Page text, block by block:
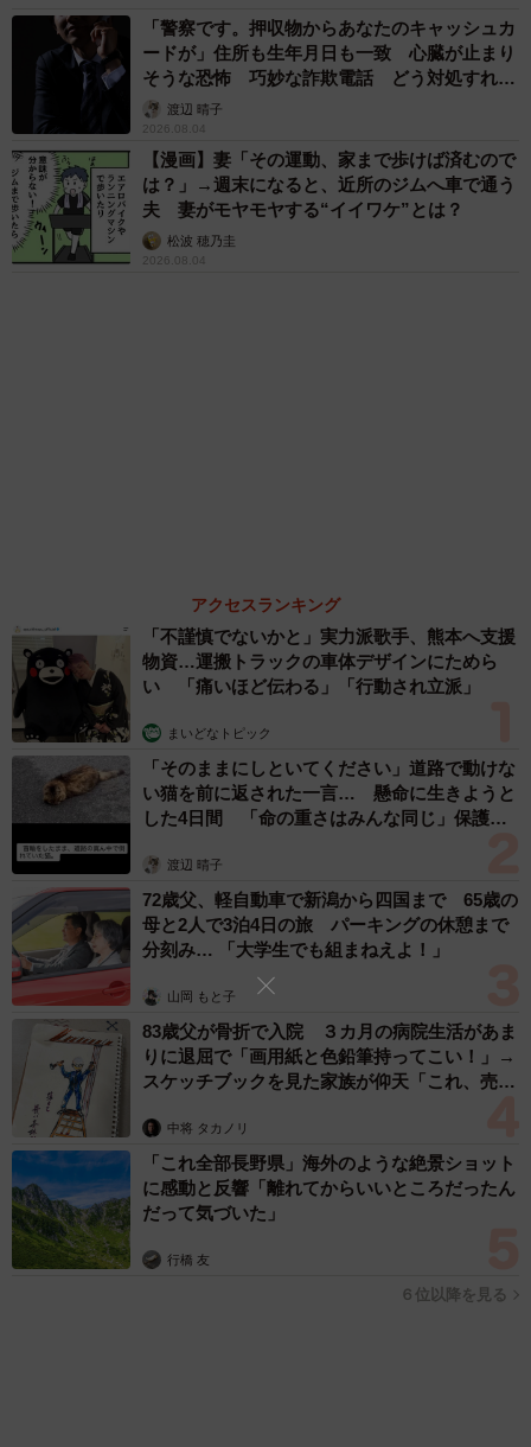
関に代替案は用意しておいてほしかったのが本音です。
――ご投稿に対し、大きな反響がありました。
4人に1人が見た計算です。結果、Xのフォロワーが500人増
えました。またブログ記事への流入がその日に8000PV増し
ましたが、特に金銭的なメリットはないです。せいぜい、X
次は『1円娯楽』として再デビュー」「現金レジにこまめに
投げ込むが私の一番の使い方です 一気に入れるな。と書
いてますが一気に入れてます（ごめん）まとめてくれる
し、詰まったことも今のところないので」「初詣のときに
お賽銭でぜーんぶ投げました。新年早々ご利益ありました
よ（小銭がなくなった）」など、数々の驚きの声が寄せら
れた今回の投稿。
トーマスさんは、ブログ記事『【1円玉と5円玉はもう終わ
り】捨てる以外の小銭の処分方法を検討する』で、このテ
ーマについて詳しく紹介しているので、ご興味ある方はぜ
ひチェックしていただきたい。
【トーマスガジェマガさん関連情報】
▽Xアカウント
https://x.com/gadgetKaeru
▽ブログ記事『【1円玉と5円玉はもう終わり】捨てる以外
の小銭の処分方法を検討する』
https://2week.net/50089/
▽YouTubeチャンネル「トーマスガジェマガ」
https://www.youtube.com/@ThomasGadgemaga/featured
「これ全部長野県」海外のような絶景ショット
に感動と反響「離れてからいいところだったん
だって気づいた」
行橋 友
６位以降を見る
まいどなファミリー
（新着記事順）
【漫画】「高い家賃を払えるのに、まだ欲し
い？」高級レジデンスの七夕飾り、書かれた願
い事にびっくり 人の欲には終わりがないのか
松波 穂乃圭
大河出演の39歳俳優 真夏の海で赤銅色の肉体
美を連投 「バッキバキだな」「ばり渋いで
す」
まいどなトピック
「人生こそがバラエティー」 マレーシア移住を報告した菊地亜
美 子どもの教育考え「小学校へ入学するこのタイミングで挑
戦」
まいどなトピック
2026.08.06
京都駅をぶらぶら→ホームの隅に何やら「ドロ